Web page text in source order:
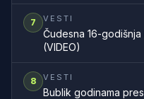
7 VESTI
Čudesna 16-godišnja
(VIDEO)
8 VESTI
Bublik godinama